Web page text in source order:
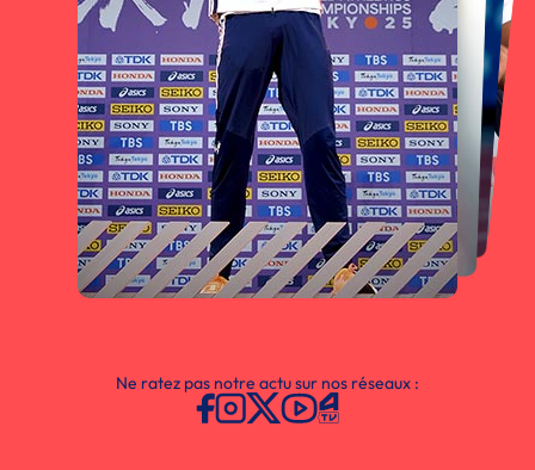
Ne ratez pas notre actu sur nos réseaux :